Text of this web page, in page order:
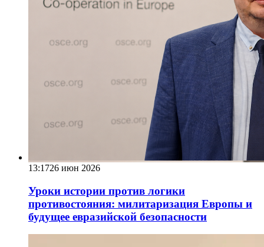
13:1726 июн 2026
Уроки истории против логики
противостояния: милитаризация Европы и
будущее евразийской безопасности